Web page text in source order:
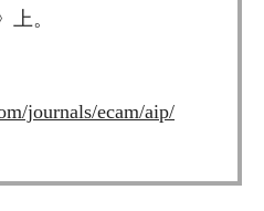
上。
journals/ecam/aip/